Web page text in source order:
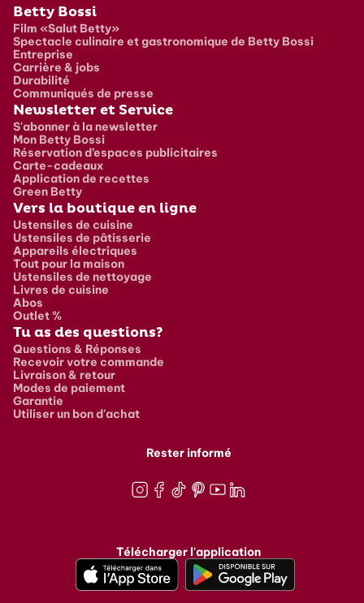
Pied de page
Betty Bossi
Film «Salut Betty»
Spectacle culinaire et gastronomique de Betty Bossi
Entreprise
Carrière & jobs
Durabilité
Communiqués de presse
Newsletter et Service
S'abonner à la newsletter
Mon Betty Bossi
Réservation d’espaces publicitaires
Carte-cadeaux
Application de recettes
Green Betty
Vers la boutique en ligne
Ustensiles de cuisine
Ustensiles de pâtisserie
Appareils électriques
Tout pour la maison
Ustensiles de nettoyage
Livres de cuisine
Abos
Outlet %
Tu as des questions?
Questions & Réponses
Recevoir votre commande
Livraison & retour
Modes de paiement
Garantie
Utiliser un bon d'achat
Rester informé
Télécharger l'application